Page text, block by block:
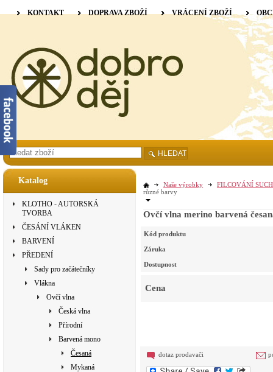
Katalog
KLOTHO - AUTORSKÁ
TVORBA
ČESÁNÍ VLÁKEN
BARVENÍ
PŘEDENÍ
Sady pro začátečníky
Vlákna
Ovčí vlna
Česká vlna
Přírodní
Barvená mono
Česaná
Mykaná
Naše výrobky
FILCOVÁNÍ
různé barvy
Ovčí vlna merino barvená
Kód produktu
Záruka
Dostupnost
Cena
dotaz prodavači
KONTAKT DOPRAVA ZBOŽÍ VRÁCENÍ ZBOŽÍ
HLEDAT